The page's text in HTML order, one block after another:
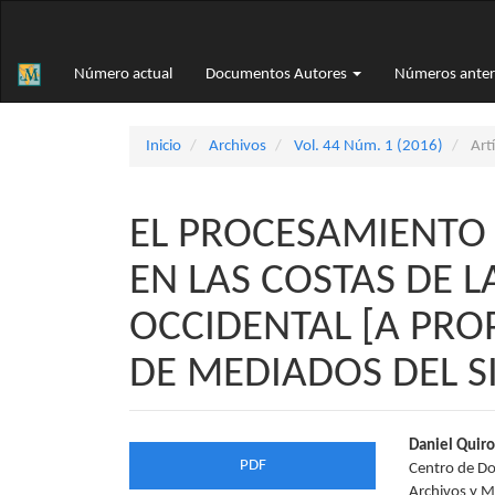
principal
Barra
Número actual Documentos Autores Números
Inicio Archivos Vol. 44 Núm. 1 (2016)
EL
EN LAS COSTAS DE
OCCIDENTAL [A
DE MEDIADOS DEL
Barra
PDF
Daniel
Centro de
Archivos y